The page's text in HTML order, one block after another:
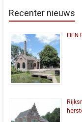
Recenter nieuws